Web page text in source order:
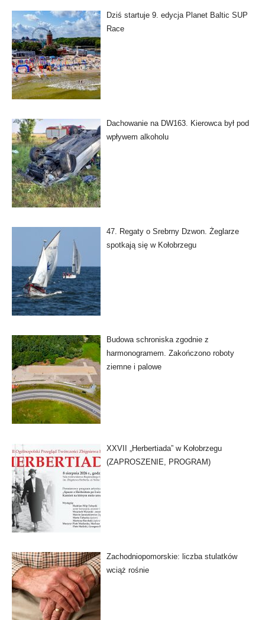
Dziś startuje 9. edycja Planet Baltic SUP
Race
Dachowanie na DW163. Kierowca był pod
wpływem alkoholu
47. Regaty o Srebrny Dzwon. Żeglarze
spotkają się w Kołobrzegu
Budowa schroniska zgodnie z
harmonogramem. Zakończono roboty
ziemne i palowe
XXVII „Herbertiada” w Kołobrzegu
(ZAPROSZENIE, PROGRAM)
Zachodniopomorskie: liczba stulatków
wciąż rośnie